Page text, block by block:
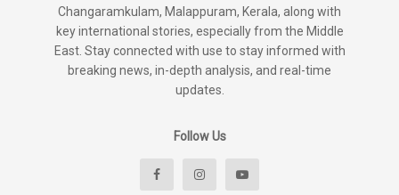
Changaramkulam, Malappuram, Kerala, along with
key international stories, especially from the Middle
East. Stay connected with use to stay informed with
breaking news, in-depth analysis, and real-time
updates.
Follow Us